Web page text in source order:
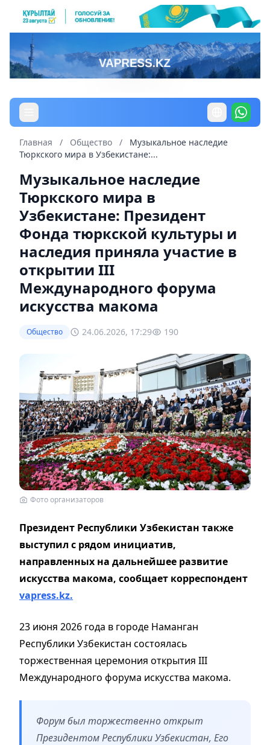
Главная / Общество /
Музыкальное наследие
Тюркского мира в Узбекистане:...
Музыкальное наследие
Тюркского мира в
Узбекистане: Президент
Фонда тюркской культуры и
наследия приняла участие в
открытии III
Международного форума
искусства макома
Общество 24.06.2026, 17:29 190
Фото организаторов
Президент Республики Узбекистан также
выступил с рядом инициатив,
направленных на дальнейшее развитие
искусства макома, сообщает корреспондент
vapress.kz.
23 июня 2026 года в городе Наманган
Республики Узбекистан состоялась
торжественная церемония открытия III
Международного форума искусства макома.
Форум был торжественно открыт
Президентом Республики Узбекистан, Его